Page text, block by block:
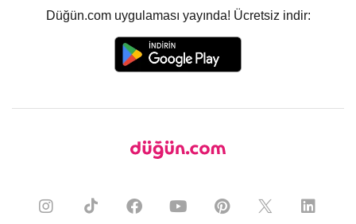
Düğün.com uygulaması yayında! Ücretsiz indir: